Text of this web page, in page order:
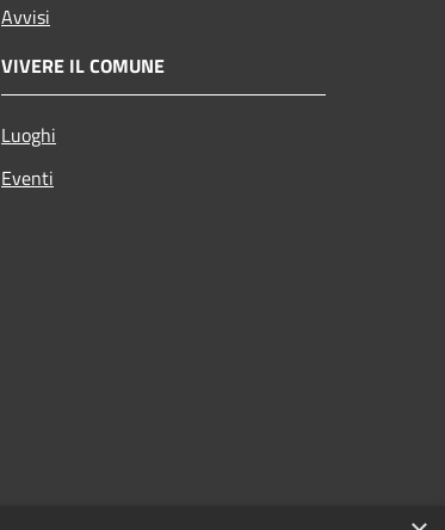
Avvisi
VIVERE IL COMUNE
Luoghi
Eventi